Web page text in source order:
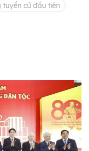
tuyển cử đầu tiên